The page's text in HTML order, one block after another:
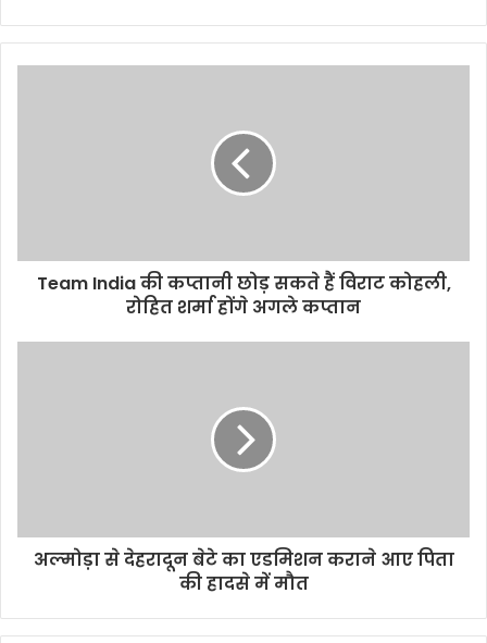
Team India की कप्तानी छोड़ सकते हैं विराट कोहली,
रोहित शर्मा होंगे अगले कप्तान
अल्‍मोड़ा से देहरादून बेटे का एडमिशन कराने आए पिता
की हादसे में मौत